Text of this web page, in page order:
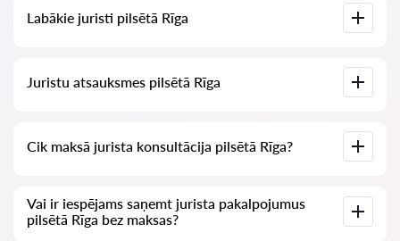
Labākie juristi pilsētā Rīga
pilnīgu informāciju: cenas, atsauksmes, tālruņa numurs un
Juristu atsauksmes pilsētā Rīga
juristiem, mēs neizdzēšam negatīvas atsauksmes un nav
iespēju tās manipulēt.
Cik maksā jurista konsultācija pilsētā Rīga?
(cenas var mainīties atkarībā no jautājuma sarežģītības un
atbildes formas).
Vai ir iespējams saņemt jurista pakalpojumus
pilsētā Rīga bez maksas?